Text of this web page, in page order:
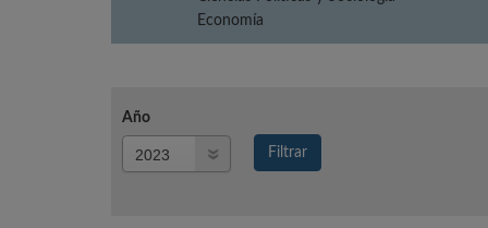
Economía
Año
Filtrar